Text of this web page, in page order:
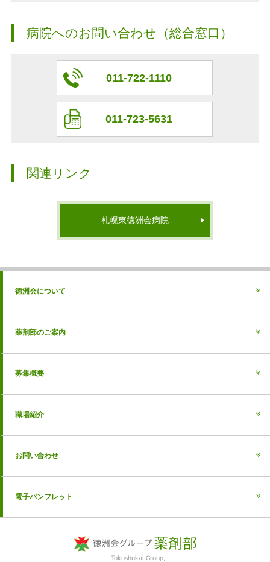
病院へのお問い合わせ（総合窓口）
011-722-1110
011-723-5631
関連リンク
札幌東徳洲会病院
徳洲会について
薬剤部のご案内
募集概要
職場紹介
お問い合わせ
電子パンフレット